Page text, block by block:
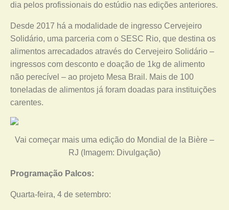
dia pelos profissionais do estúdio nas edições anteriores.
Desde 2017 há a modalidade de ingresso Cervejeiro
Solidário, uma parceria com o SESC Rio, que destina os
alimentos arrecadados através do Cervejeiro Solidário –
ingressos com desconto e doação de 1kg de alimento
não perecível – ao projeto Mesa Brail. Mais de 100
toneladas de alimentos já foram doadas para instituições
carentes.
Vai começar mais uma edição do Mondial de la Bière –
RJ (Imagem: Divulgação)
Programação Palcos:
Quarta-feira, 4 de setembro: